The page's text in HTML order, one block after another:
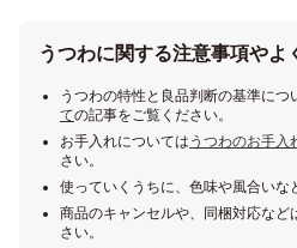
うつわに関する注意事項やよ
うつわの特性と良品判断の基準につ
ての記事をご覧ください。
お手入れについては うつわのお手入
さい。
使っていくうちに、色味や風合いな
商品のキャンセルや、同梱対応など
さい。